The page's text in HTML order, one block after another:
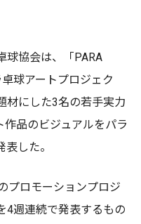
球協会は、「PARA
卓球アートプロジェク
材にした3名の若手実力
品のビジュアルをパラ
した。
プロモーションプロジ
4週連続で発表するもの